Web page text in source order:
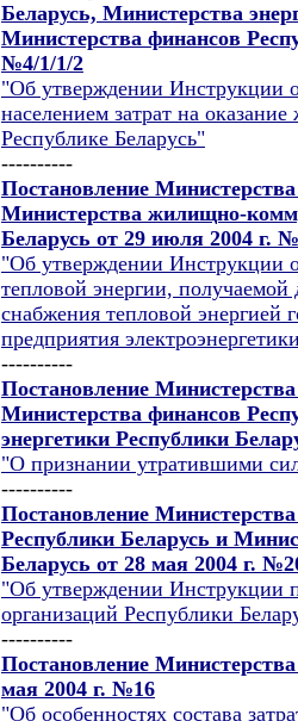
Беларусь, Министерства
Министерства финансов
№4/1/1/2
"Об утверждении Инструкции
населением затрат на
Республике Беларусь"
----------
Постановление
Министерства жилищно-
Беларусь от 29 июля 2004 г.
"Об утверждении Инструкции
тепловой энергии,
снабжения тепловой энергией
предприятия
----------
Постановление
Министерства финансов
энергетики Республики
"О признании утратившими
----------
Постановление
Республики Беларусь и
Беларусь от 28 мая 2004 г.
"Об утверждении Инструкции
организаций Республики
----------
Постановление
мая 2004 г. №16
"Об особенностях состава